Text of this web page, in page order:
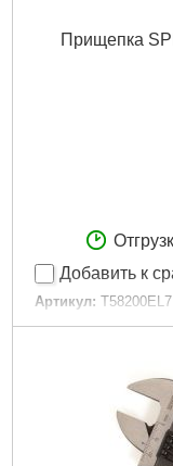
Прищепка
Добавить к
Артикул: T58200EL7
Код товара:
Диапазон зажима,
Усилие сжатия, кг:
Кол-во в упаковке:
Количество в